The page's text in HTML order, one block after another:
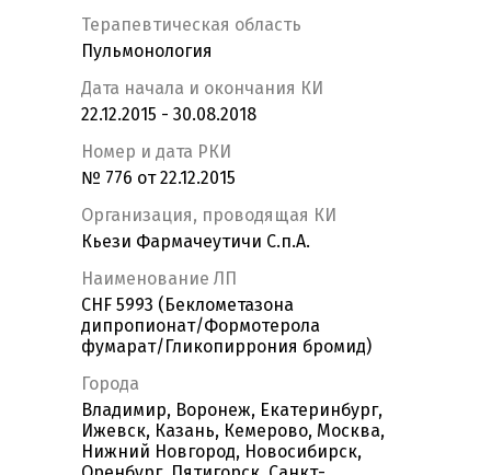
Терапевтическая область
Пульмонология
Дата начала и окончания КИ
22.12.2015 - 30.08.2018
Номер и дата РКИ
№ 776 от 22.12.2015
Организация, проводящая КИ
Кьези Фармачеутичи С.п.А.
Наименование ЛП
CHF 5993 (Беклометазона
дипропионат/Формотерола
фумарат/Гликопиррония бромид)
Города
Владимир, Воронеж, Екатеринбург,
Ижевск, Казань, Кемерово, Москва,
Нижний Новгород, Новосибирск,